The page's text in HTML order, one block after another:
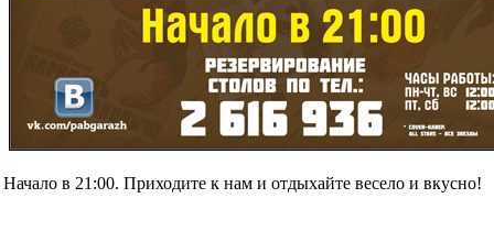
Начало в 21:00. Приходите к нам и отдыхайте весело и вкусно!